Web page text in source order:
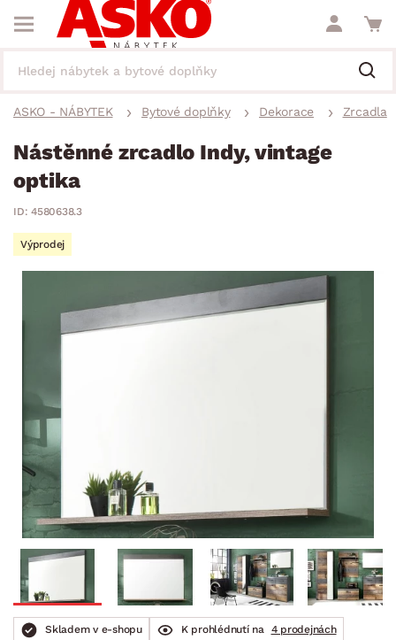
ASKO - NÁBYTEK Bytové doplňky Dekorace Zrcadla
Nástěnné zrcadlo Indy, vintage
optika
ID: 4580638.3
Výprodej
Skladem v e-shopu K prohlédnutí na
4 prodejnách